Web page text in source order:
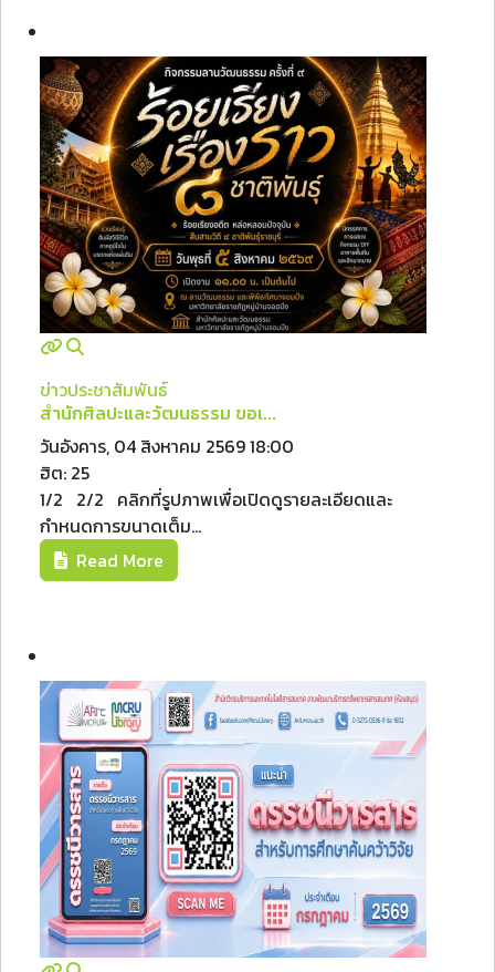
ข่าวประชาสัมพันธ์
สำนักศิลปะและวัฒนธรรม ขอเ...
วันอังคาร, 04 สิงหาคม 2569 18:00
ฮิต: 25
1/2 2/2 คลิกที่รูปภาพเพื่อเปิดดูรายละเอียดและ
กำหนดการขนาดเต็ม...
Read More